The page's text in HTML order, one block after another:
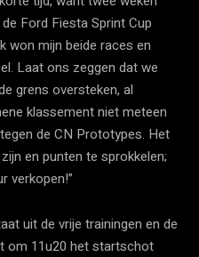
Ford Fiesta Sprint Cup
won mijn beide races en
Laat ons zeggen dat we
grens oversteken, al
klassement niet meteen
de CN Prototypes. Het
en punten te sprokkelen;
verkopen!”
uit de vrije trainingen en de
om 11u20 het startschot